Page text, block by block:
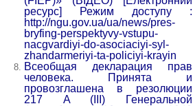
ресурс] Режим доступу :
http://ngu.gov.ua/ua/news/pres-
bryfing-perspektyvy-vstupu-
nacgvardiyi-do-asociaciyi-syl-
zhandarmeriyi-ta-policiyi-krayin
Всеобщая декларация прав
человека. Принята и
провозглашена в резолюции
217 A (III) Генеральной